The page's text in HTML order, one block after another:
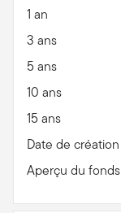
1 an
3 ans
5 ans
10 ans
15 ans
Date de création
Aperçu du fonds